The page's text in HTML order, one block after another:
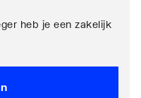
heb je een zakelijk